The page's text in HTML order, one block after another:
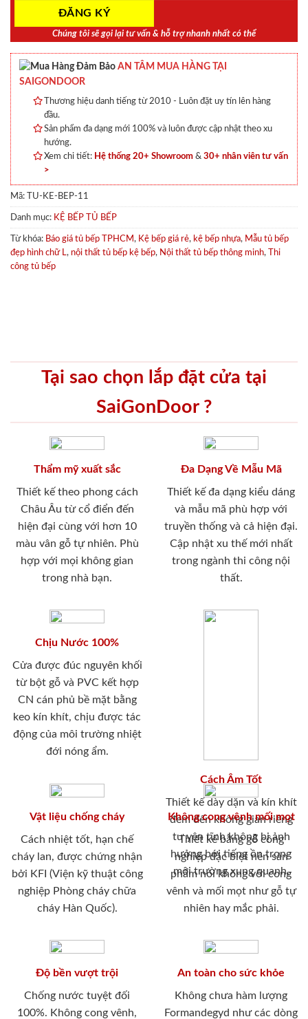
Chúng tôi sẽ gọi lại tư vấn & hỗ trợ nhanh nhất có thể
AN TÂM MUA HÀNG TẠI
SAIGONDOOR
Thương hiệu danh tiếng từ 2010 - Luôn đặt uy tín lên hàng
đầu.
Sản phẩm đa dạng mới 100% và luôn được cập nhật theo xu
hướng.
Xem chi tiết: Hệ thống 20+ Showroom & 30+ nhân viên tư vấn
>
Mã: TU-KE-BEP-11
Danh mục: KỆ BẾP TỦ BẾP
Từ khóa: Báo giá tủ bếp TPHCM, Kệ bếp giá rẻ, kệ bếp nhựa, Mẫu tủ bếp
đẹp hình chữ L, nội thất tủ bếp kệ bếp, Nội thất tủ bếp thông minh,
Thi
công tủ bếp
Tại sao chọn lắp đặt cửa tại
SaiGonDoor ?
Thẩm mỹ xuất sắc
Thiết kế theo phong cách
Châu Âu từ cổ điển đến
hiện đại cùng với hơn 10
màu vân gỗ tự nhiên. Phù
hợp với mọi không gian
trong nhà bạn.
Đa Dạng Về Mẫu Mã
Thiết kế đa dạng kiểu dáng
và mẫu mã phù hợp với
truyền thống và cả hiện đại.
Cập nhật xu thế mới nhất
trong ngành thi công nội
thất.
Chịu Nước 100%
Cửa được đúc nguyên khối
từ bột gỗ và PVC kết hợp
CN cán phủ bề mặt bằng
keo kín khít, chịu được tác
động của môi trường nhiệt
đới nóng ẩm.
Cách Âm Tốt
Thiết kế dày dặn và kín khít
đem đến không gian riêng
tư yên tĩnh không bị ảnh
hưởng bới tiếng ồn trong
môi trường xung quanh.
Vật liệu chống cháy
Cách nhiệt tốt, hạn chế
cháy lan, được chứng nhận
bởi KFI (Viện kỹ thuật công
nghiệp Phòng cháy chữa
cháy Hàn Quốc).
Không cong vênh mối mọt
Thiết kế bằng gỗ công
nghiệp đặc biệt nên sản
phẩm nói không với cong
vênh và mối mọt như gỗ tự
nhiên hay mắc phải.
Độ bền vượt trội
Chống nước tuyệt đối
100%. Không cong vênh,
An toàn cho sức khỏe
Không chưa hàm lượng
Formandegyd như các dòng